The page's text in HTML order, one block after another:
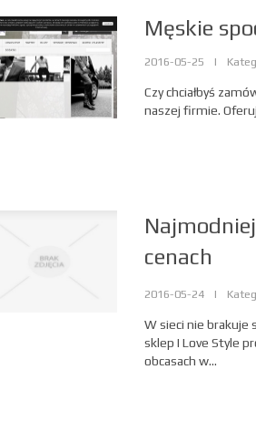
Męskie
2016-05-25 |
Czy chciałbyś
naszej firmie.
cenach
2016-05-24 |
W sieci nie brakuje
sklep I Love Style
obcasach w...